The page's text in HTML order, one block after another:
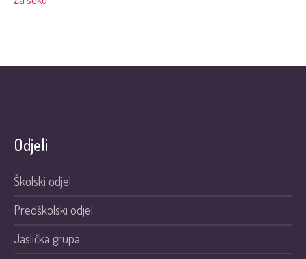
Odjeli
Školski odjel
Predškolski odjel
Jaslička grupa